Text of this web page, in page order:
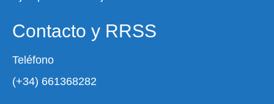
Contacto y RRSS
Teléfono
(+34) 661368282